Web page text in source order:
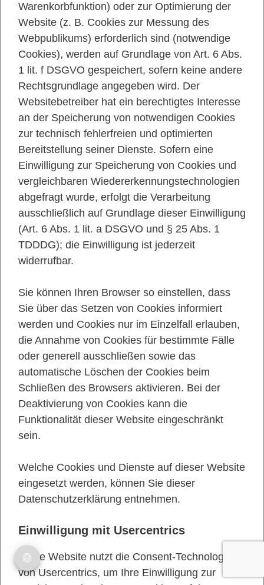
Warenkorbfunktion) oder zur Optimierung der
Website (z. B. Cookies zur Messung des
Webpublikums) erforderlich sind (notwendige
Cookies), werden auf Grundlage von Art. 6 Abs.
1 lit. f DSGVO gespeichert, sofern keine andere
Rechtsgrundlage angegeben wird. Der
Websitebetreiber hat ein berechtigtes Interesse
an der Speicherung von notwendigen Cookies
zur technisch fehlerfreien und optimierten
Bereitstellung seiner Dienste. Sofern eine
Einwilligung zur Speicherung von Cookies und
vergleichbaren Wiedererkennungstechnologien
abgefragt wurde, erfolgt die Verarbeitung
ausschließlich auf Grundlage dieser Einwilligung
(Art. 6 Abs. 1 lit. a DSGVO und § 25 Abs. 1
TDDDG); die Einwilligung ist jederzeit
widerrufbar.
Sie können Ihren Browser so einstellen, dass
Sie über das Setzen von Cookies informiert
werden und Cookies nur im Einzelfall erlauben,
die Annahme von Cookies für bestimmte Fälle
oder generell ausschließen sowie das
automatische Löschen der Cookies beim
Schließen des Browsers aktivieren. Bei der
Deaktivierung von Cookies kann die
Funktionalität dieser Website eingeschränkt
sein.
Welche Cookies und Dienste auf dieser Website
eingesetzt werden, können Sie dieser
Datenschutzerklärung entnehmen.
Einwilligung mit Usercentrics
Diese Website nutzt die Consent-Technologie
von Usercentrics, um Ihre Einwilligung zur